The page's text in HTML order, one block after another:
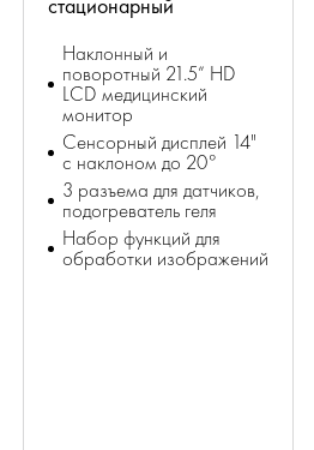
Наклонный и
поворотный 21.5” HD
LCD медицинский
монитор
Сенсорный дисплей 14"
с наклоном до 20°
3 разъема для датчиков,
подогреватель геля
Набор функций для
обработки изображений